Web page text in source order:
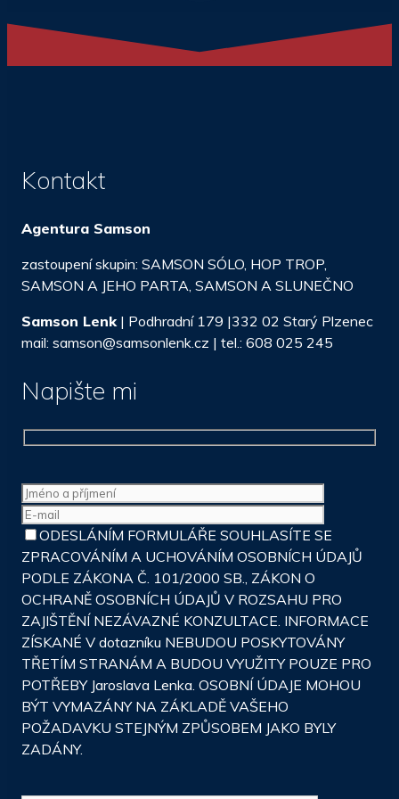
Kontakt
Agentura Samson
zastoupení skupin: SAMSON SÓLO, HOP TROP,
SAMSON A JEHO PARTA, SAMSON A SLUNEČNO
Samson Lenk| Podhradní 179 |332 02 Starý Plzenec
mail: samson@samsonlenk.cz | tel.: 608 025 245
Napište mi
ODESLÁNÍM FORMULÁŘE SOUHLASÍTE SE
ZPRACOVÁNÍM A UCHOVÁNÍM OSOBNÍCH ÚDAJŮ
PODLE ZÁKONA Č. 101/2000 SB., ZÁKON O
OCHRANĚ OSOBNÍCH ÚDAJŮ V ROZSAHU PRO
ZAJIŠTĚNÍ NEZÁVAZNÉ KONZULTACE. INFORMACE
ZÍSKANÉ V dotazníku NEBUDOU POSKYTOVÁNY
TŘETÍM STRANÁM A BUDOU VYUŽITY POUZE PRO
POTŘEBY Jaroslava Lenka. OSOBNÍ ÚDAJE MOHOU
BÝT VYMAZÁNY NA ZÁKLADĚ VAŠEHO
POŽADAVKU STEJNÝM ZPŮSOBEM JAKO BYLY
ZADÁNY.